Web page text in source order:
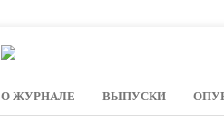
О ЖУРНАЛЕ ВЫПУСКИ